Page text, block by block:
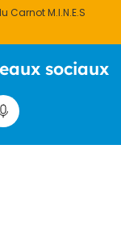
M.I.N.E.S
sociaux